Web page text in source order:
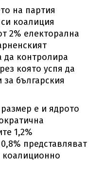
на партия
коалиция
2% електорална
да контролира
която успя да
българския
е и ядрото
1,2%
представляват
коалиционно